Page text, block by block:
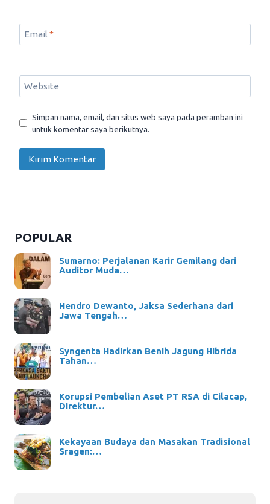
Email *
Website
Simpan nama, email, dan situs web saya pada peramban ini
untuk komentar saya berikutnya.
POPULAR
Sumarno: Perjalanan Karir Gemilang dari
Auditor Muda…
Hendro Dewanto, Jaksa Sederhana dari
Jawa Tengah…
Syngenta Hadirkan Benih Jagung Hibrida
Tahan…
Korupsi Pembelian Aset PT RSA di Cilacap,
Direktur…
Kekayaan Budaya dan Masakan Tradisional
Sragen:…